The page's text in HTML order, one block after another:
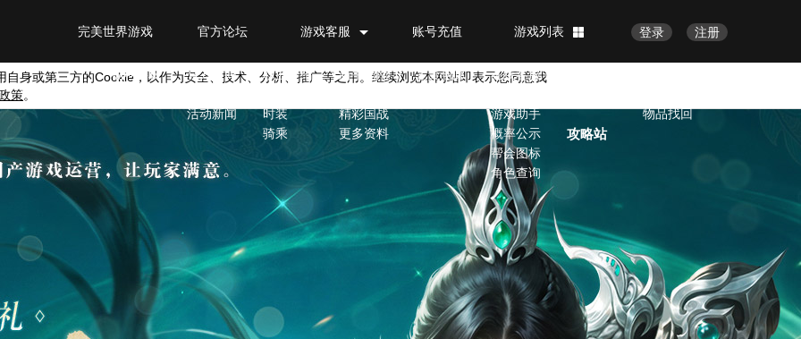
注册
登录
游戏列表
账号充值
游戏客服
官方论坛
完美世界游戏
自身或第三方的Cookie ，以作为安全、技术、分析、推广等之用。继续浏览本网站即表示您同意我
策。
福利特权
官方新闻
活动新闻
职业介绍
时装
骑乘
新手指南
精彩国战
更多资料
完美画廊
在线客服
游戏助手
概率公示
帮会图标
角色查询
物品找回
攻略站